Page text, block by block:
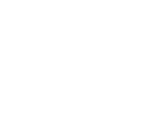
keď potrebujete